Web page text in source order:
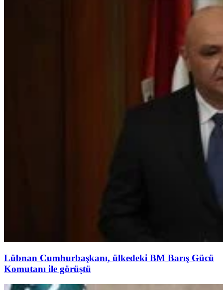
Lübnan Cumhurbaşkanı, ülkedeki BM Barış Gücü
Komutanı ile görüştü